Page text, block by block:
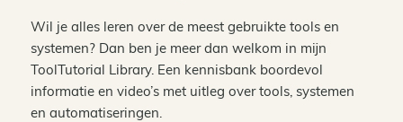
Wil je alles leren over de meest gebruikte tools en
systemen? Dan ben je meer dan welkom in mijn
ToolTutorial Library. Een kennisbank boordevol
informatie en video’s met uitleg over tools, systemen
en automatiseringen.